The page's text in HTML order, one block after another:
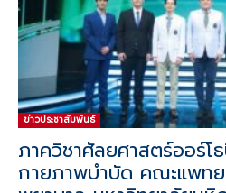
ข่าวประชาสัมพันธ์
ภาควิชาศัลยศาสตร์ออร์โ
กายภาพบำบัด คณะแพทย